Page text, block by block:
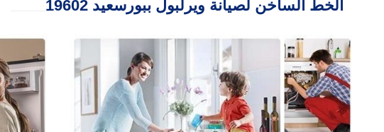
الخط الساخن لصيانة ويرلبول ببورسعيد 19602